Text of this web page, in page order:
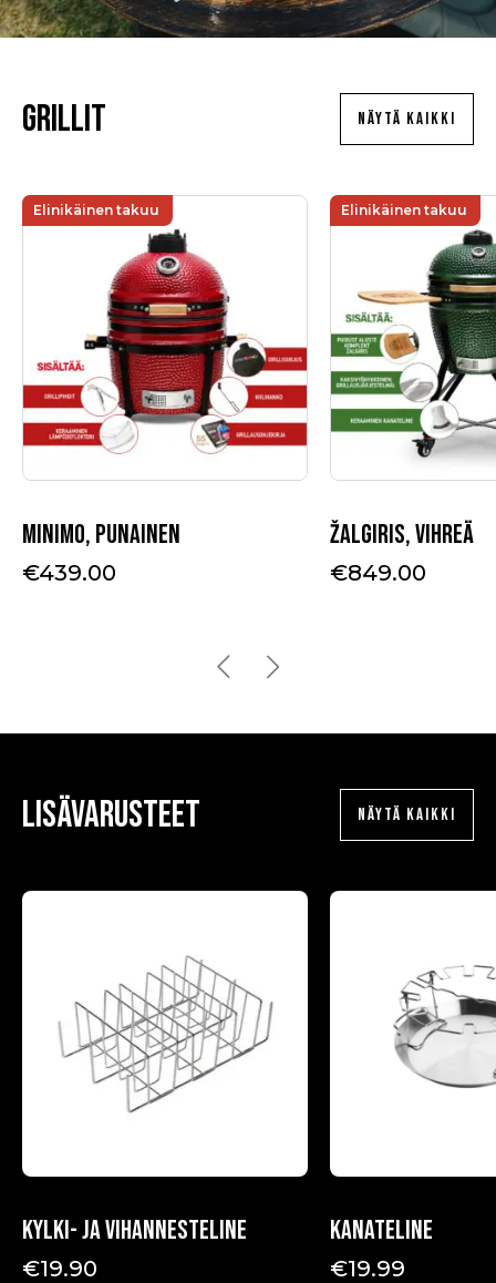
Grillit NÄYTÄ KAIKKI
Elinikäinen takuu
Minimo, punainen
€439.00
Elinikäinen takuu
Žalgiris, vihreä
€849.00
Lisävarusteet NÄYTÄ KAIKKI
Kylki- ja vihannesteline
€19.90
Kanateline
€19.99